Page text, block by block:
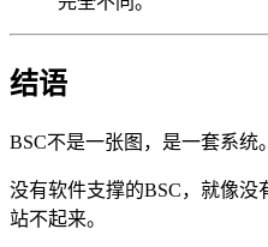
结语
BSC不是一张图，是一套系统。
没有软件支撑的BSC，就像
站不起来。